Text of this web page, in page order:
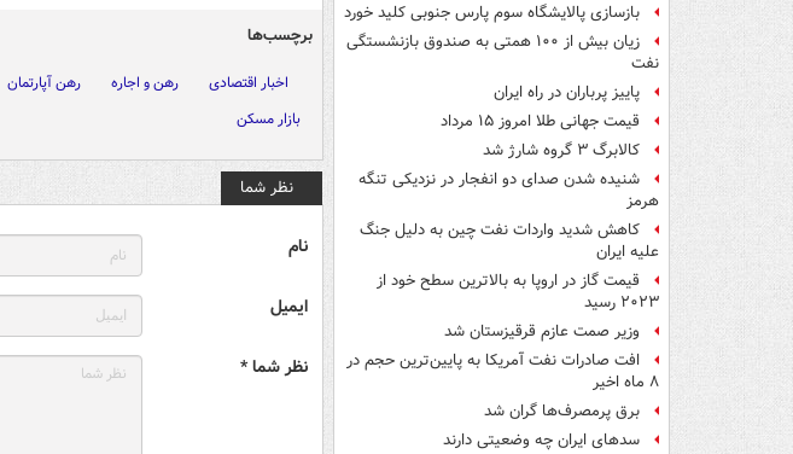
بازسازی پالایشگاه سوم پارس جنوبی کلید خورد
زیان بیش از ۱۰۰ همتی به صندوق‌ بازنشستگی
نفت
پاییز پرباران در راه ایران
قیمت جهانی طلا امروز ۱۵ مرداد
کالابرگ ۳ گروه شارژ شد
شنیده شدن صدای دو انفجار در نزدیکی تنگه
هرمز
کاهش شدید واردات نفت چین به دلیل جنگ
علیه ایران
قیمت گاز در اروپا به بالاترین سطح خود از
۲۰۲۳ رسید
وزیر صمت عازم قرقیزستان شد
افت صادرات نفت آمریکا به پایین‌ترین حجم در
۸ ماه اخیر
برق پرمصرف‌ها گران شد
سدهای ایران چه وضعیتی دارند
برچسب‌ها
اخبار اقتصادی رهن و اجاره رهن آپارتمان
بازار مسکن
نظر شما
نام
ایمیل
نظر شما *